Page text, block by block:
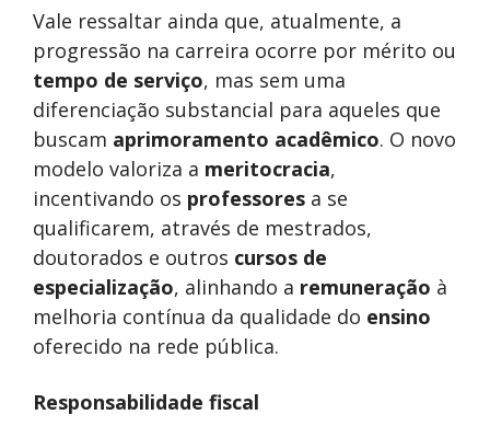
Vale ressaltar ainda que, atualmente, a
progressão na carreira ocorre por mérito ou
tempo de serviço, mas sem uma
diferenciação substancial para aqueles que
buscam aprimoramento acadêmico. O novo
modelo valoriza a meritocracia,
incentivando os professores a se
qualificarem, através de mestrados,
doutorados e outros cursos de
especialização, alinhando a remuneração à
melhoria contínua da qualidade do ensino
oferecido na rede pública.
Responsabilidade fiscal